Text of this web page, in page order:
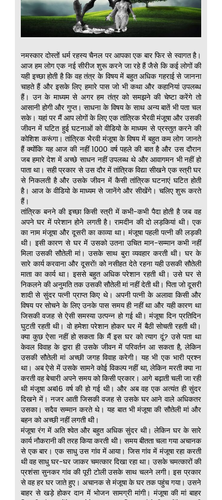
नमस्कार दोस्तों धर्म रहस्य चैनल पर आपका एक बार फिर से स्वागत है।
आज हम लोग एक नई सीरीज शुरू करने जा रहे हैं जैसे कि कई लोगों की
यही इच्छा होती है कि वह तंत्र के विषय में बहुत अधिक गहराई से जानना
चाहते हैं और इसके लिए हमारे पास जो भी कथा और कहानियां उपलब्ध
हैं। उन के माध्यम से अगर हम तंत्र को समझने की चेष्टा करेंगे तो
आसानी होगी और गुप्त। साधना के विषय के साथ अन्य बातें भी पता चल
सके। यहां पर मैं आप लोगों के लिए एक तांत्रिक भैरवी मंजूषा और उसकी
जीवन में घटित हुई घटनाओं को वीडियो के माध्यम से प्रस्तुत करने की
कोशिश करूंगा। तांत्रिक भैरवी मंजूषा के विषय में बहुत कम लोग जानते
हैं क्योंकि यह आज की नहीं 1000 वर्ष पहले की बात है और उस दौरान
जब हमारे देश में अच्छे साधन नहीं उपलब्ध थे और आवागमन भी नहीं हो
पाता था। सही प्रकार से उस दौर में तांत्रिक विद्या सीखने एक स्त्री घर
से निकलती है और उसके जीवन में कैसी तांत्रिक घटनाएं घटित होती
है। आज के वीडियो के माध्यम से जानेंगे और सीखेंगे। चलिए शुरू करते
हैं।
तांत्रिक बनने की इच्छा किसी स्त्री में कभी-कभी पैदा होती है जब वह
अपने घर में परेशान होने लगती है। रामदीन की दो लड़कियां थी। एक
का नाम मंजूषा और दूसरी का काव्या था। मंजूषा पहली पत्नी की लड़की
थी। इसी कारण से घर में उसको उतना उचित मान-सम्मान कभी नहीं
मिला उसकी सौतेली मां। उसके साथ बुरा व्यवहार करती थी। घर के
सारे कार्य करवाना और दूसरों! को नसीहत देते रहना यही उसकी सौतेली
माता का कार्य था। इससे बहुत अधिक परेशान रहती थी। उसे घर से
निकलने की अनुमति तक उसकी सौतेली मां नहीं देती थी। पिता जो दूसरी
शादी से सुंदर पत्नी प्राप्त किए थे। अपनी पत्नी के अलावा किसी और
विषय पर सोचने के लिए उनके पास समय ही नहीं था और यही कारण था
जिसकी वजह से ऐसी समस्या उत्पन्न हो गई थी। मंजूषा दिन प्रतिदिन
घुटती रहती थी। वो हमेशा परेशान होकर घर में बैठी सोचती रहती थी।
क्या कुछ ऐसा नहीं हो सकता कि मैं इस घर को त्याग दूं? उसे पता था
केवल विवाह के द्वारा ही उसके जीवन में परिवर्तन आ सकता है, लेकिन
उसकी सौतेली मां अच्छी जगह विवाह करेगी। यह भी एक भारी प्रश्न
था। अब ऐसे में उसके सामने कोई विकल्प नहीं था, लेकिन मरती क्या ना
करती वह बेचारी अपने समय को किसी प्रकार। आगे बढ़ाती चली जा रही
थी मंजूषा अब16 वर्ष की हो गई थी। और अब वह एक अत्यंत ही सुंदर
दिखने में। नजर आती जिसकी वजह से उसके घर आने वाले अधिकतर
उसका। सदैव सम्मान करते थे। यह बात भी मंजूषा की सौतेली मां और
बहन को अच्छी नहीं लगती थी।
मंजूषा रंग में अति श्वेत और बहुत अधिक सुंदर थी। लेकिन घर के सारे
कार्य नौकरानी की तरह किया करती थी। समय बीतता चला गया अचानक
से एक बार। एक साधु उस गांव में आया। जिस गांव में मंजूषा रहा करती
थी वह साधु घर-घर जाकर चमत्कार दिखा रहा था। उसके चमत्कारों की
प्रशंसा सुनकर गांव की पूरी टोली उसके साथ चलने लगी। इस प्रकार
से वह हर घर जाते हुए। अचानक से मंजूषा के घर तक पहुंच गया। उसने
बाहर से खड़े होकर दान में भोजन सामग्री मांगी। मंजूषा की मां बाहर